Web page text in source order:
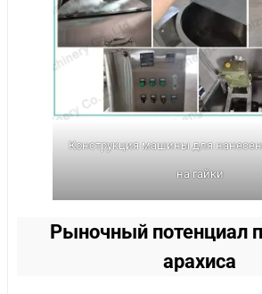
Конструкция машины для
на гайки
Рыночный потенциал
арахиса